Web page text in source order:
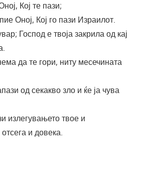
Кој те пази;
Оној, Кој го пази Израилот.
Господ е твоја закрила од кај
да те гори, ниту месечината
од секакво зло и ќе ја чува
излегувањето твое и
и довека.